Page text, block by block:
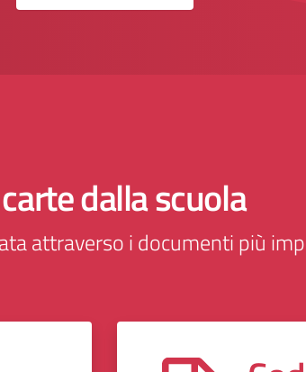
dalla scuola
attraverso i documenti più